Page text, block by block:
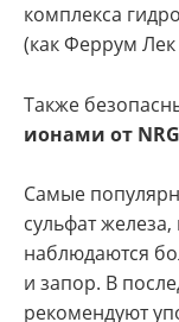
комплекса
(как Феррум
Также
ионами от
Самые
сульфат
наблюдаются
и запор. В
рекомендуют